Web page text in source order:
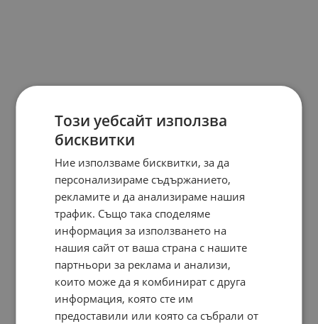
Този уебсайт използва
бисквитки
Ние използваме бисквитки, за да
персонализираме съдържанието,
рекламите и да анализираме нашия
трафик. Също така споделяме
информация за използването на
нашия сайт от ваша страна с нашите
партньори за реклама и анализи,
които може да я комбинират с друга
информация, която сте им
предоставили или която са събрали от